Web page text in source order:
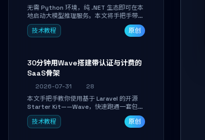
无需 Python 环境，纯 .NET 生态即可在本
地启动大模型推理服务。本文将手把手带你
下载模型、配置 GPU 加速、启动 OpenAI
兼容 API，并在 C# 业务代码中无缝调用。
技术教程 原创
30分钟用Wave搭建带认证与计费的
SaaS骨架
2026-07-31
28
本文手把手教你使用基于 Laravel 的开源
Starter Kit——Wave，快速跑通一套包含
用户认证、订阅计费、角色权限和后台管理
的完整 SaaS 骨架。附带 Stripe 测试支付
技术教程 原创